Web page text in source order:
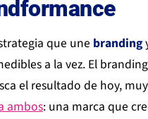
que une branding
a la vez. El
el resultado de hoy,
ambos: una marca que